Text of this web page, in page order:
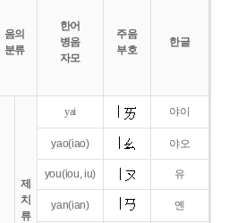
음의
분류
한어
병음
자모
주음
부호
한글
제
치
류
yai 야이
yao(iao) 야오
you(iou,iu) 유
yan(ian) 옌